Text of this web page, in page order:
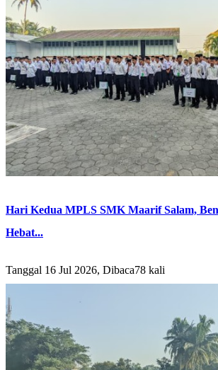
Hari Kedua MPLS SMK Maarif Salam,
Hebat...
Tanggal 16 Jul 2026, Dibaca78 kali